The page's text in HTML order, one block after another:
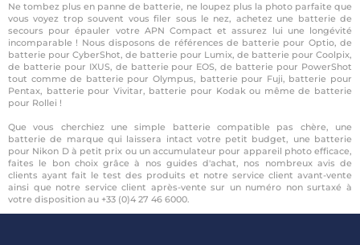
Ne tombez plus en panne de batterie, ne loupez plus la photo parfaite que
vous voyez trop souvent vous filer sous le nez, achetez une batterie de
secours pour épauler votre APN Compact et assurez lui une longévité
incomparable ! Nous disposons de références de batterie pour Optio, de
batterie pour CyberShot, de batterie pour Lumix, de batterie pour Coolpix,
de batterie pour IXUS, de batterie pour EOS, de batterie pour PowerShot
tout comme de batterie pour Olympus, batterie pour Fuji, batterie pour
Pentax, batterie pour Vivitar, batterie pour Kodak ou même de batterie
pour Rollei !
Que vous cherchiez une simple batterie compatible pas chère, une
batterie de marque qui laissera intact votre petit budget, une batterie
pour Nikon D à petit prix ou un accumulateur pour appareil photo efficace,
faites le bon choix grâce à nos guides d'achat, nos nombreux avis de
clients ayant fait le test des produits et notre service client avant-vente
ainsi que notre service client après-vente sur un numéro non surtaxé à
votre disposition au +33 (0)4 27 46 6000.